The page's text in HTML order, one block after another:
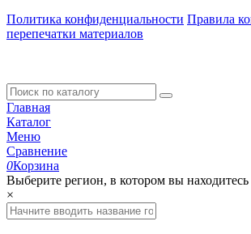
Политика конфиденциальности Правила
перепечатки материалов
Главная
Каталог
Меню
Сравнение
0Корзина
Выберите регион, в котором вы находитесь
×